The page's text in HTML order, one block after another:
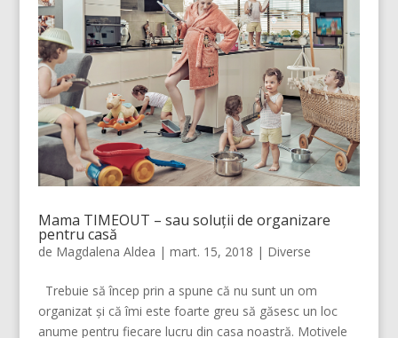
Mama TIMEOUT – sau soluții de organizare
pentru casă
de Magdalena Aldea | mart. 15, 2018 | Diverse
Trebuie să încep prin a spune că nu sunt un om
organizat și că îmi este foarte greu să găsesc un loc
anume pentru fiecare lucru din casa noastră. Motivele